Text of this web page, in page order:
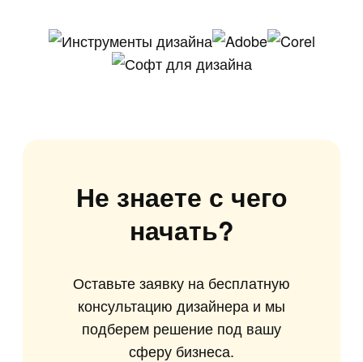
Не знаете с чего
начать?
Оставьте заявку на бесплатную
консультацию дизайнера и мы
подберем решение под вашу
сферу бизнеса.